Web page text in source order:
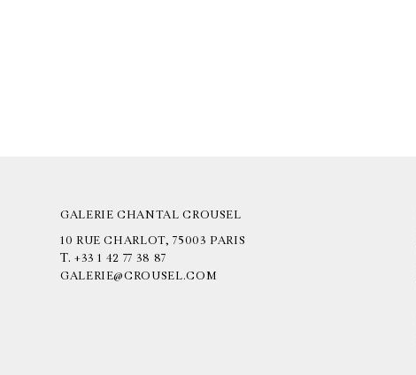
GALERIE CHANTAL CROUSEL
10 RUE CHARLOT, 75003 PARIS
T. +33 1 42 77 38 87
GALERIE@CROUSEL.COM